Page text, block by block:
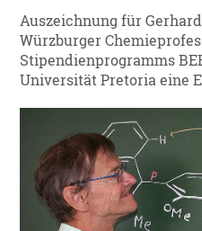
Auszeichnung für
Würzburger
Stipendienprogramms
Universität Pretoria eine